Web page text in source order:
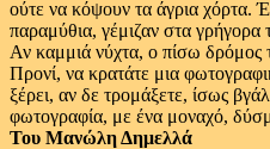
ούτε να κόψουν τα άγρια χόρτα.
παραμύθια, γέμιζαν στα γρήγορα
Αν καμμιά νύχτα, ο πίσω δρόμος
Προνί, να κρατάτε μια
ξέρει, αν δε τρομάξετε, ίσως
φωτογραφία, με ένα μοναχό,
Του Μανώλη Δημελλά